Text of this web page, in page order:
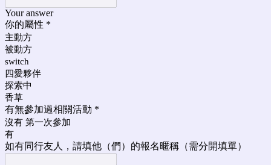
Your answer
你的屬性 *
主動方
被動方
switch
四愛夥伴
探索中
香草
有無參加過相關活動 *
沒有 第一次參加
有
如有同行友人，請填他（們）的報名暱稱（需分開填單）